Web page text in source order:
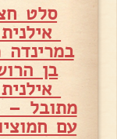
סלט
בן
מתובל –
עם